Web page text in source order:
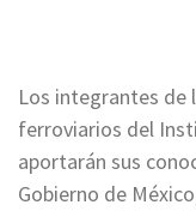
Los integrantes de
ferroviarios del
aportarán sus
Gobierno de